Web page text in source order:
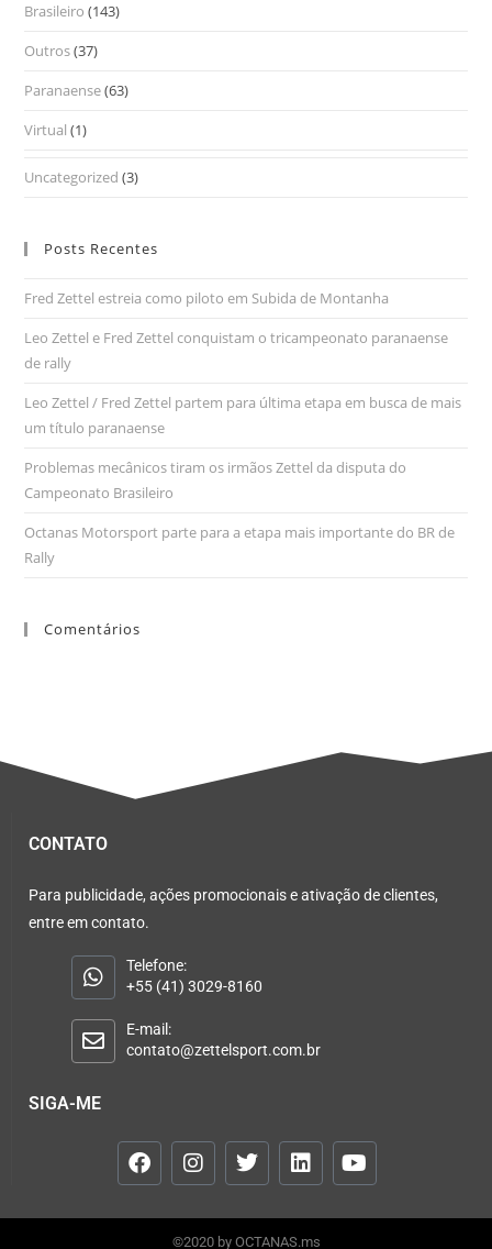
Brasileiro (143)
Outros(37)
Paranaense(63)
Virtual (1)
Uncategorized (3)
Posts Recentes
Fred Zettel estreia como piloto em Subida de Montanha
Leo Zettel e Fred Zettel conquistam o tricampeonato paranaense
de rally
Leo Zettel / Fred Zettel partem para última etapa em busca de mais
um título paranaense
Problemas mecânicos tiram os irmãos Zettel da disputa do
Campeonato Brasileiro
Octanas Motorsport parte para a etapa mais importante do BR de
Rally
Comentários
CONTATO
Para publicidade, ações promocionais e ativação de clientes,
entre em contato.
Telefone:
+55 (41) 3029-8160
E-mail:
contato@zettelsport.com.br
SIGA-ME
©2020 by OCTANAS.ms